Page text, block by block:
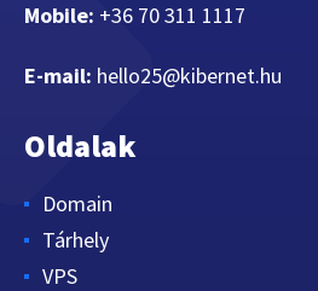
Mobile: +36 70 311 1117
E-mail: hello25@kibernet.hu
Oldalak
Domain
Tárhely
VPS